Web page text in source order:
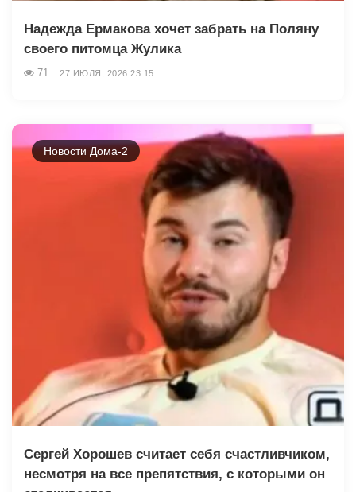
Надежда Ермакова хочет забрать на Поляну
своего питомца Жулика
71 27 ИЮЛЯ, 2026 23:15
Новости Дома-2
Сергей Хорошев считает себя счастливчиком,
несмотря на все препятствия, с которыми он